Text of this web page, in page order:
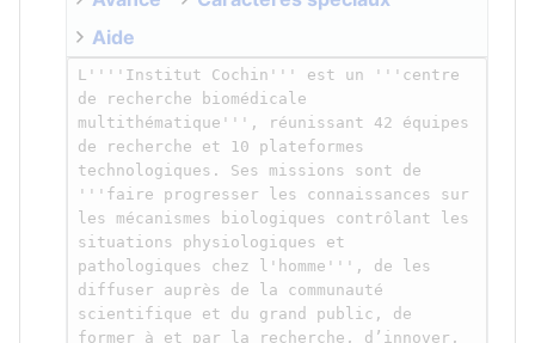
Aide